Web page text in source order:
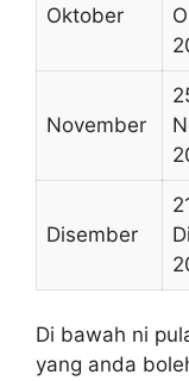
Oktober
November
Disember
Di bawah ni
yang anda